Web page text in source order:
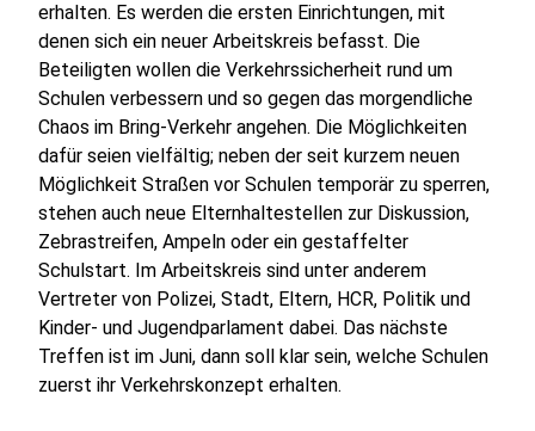
erhalten. Es werden die ersten Einrichtungen, mit
denen sich ein neuer Arbeitskreis befasst. Die
Beteiligten wollen die Verkehrssicherheit rund um
Schulen verbessern und so gegen das morgendliche
Chaos im Bring-Verkehr angehen. Die Möglichkeiten
dafür seien vielfältig; neben der seit kurzem neuen
Möglichkeit Straßen vor Schulen temporär zu sperren,
stehen auch neue Elternhaltestellen zur Diskussion,
Zebrastreifen, Ampeln oder ein gestaffelter
Schulstart. Im Arbeitskreis sind unter anderem
Vertreter von Polizei, Stadt, Eltern, HCR, Politik und
Kinder- und Jugendparlament dabei. Das nächste
Treffen ist im Juni, dann soll klar sein, welche Schulen
zuerst ihr Verkehrskonzept erhalten.